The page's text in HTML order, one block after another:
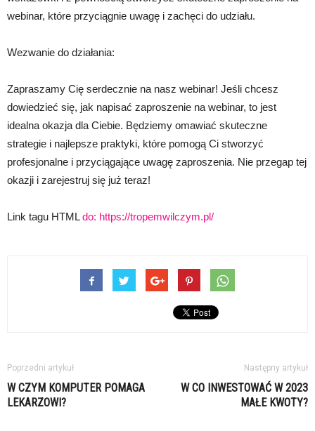
webinar, które przyciągnie uwagę i zachęci do udziału.
Wezwanie do działania:
Zapraszamy Cię serdecznie na nasz webinar! Jeśli chcesz
dowiedzieć się, jak napisać zaproszenie na webinar, to jest
idealna okazja dla Ciebie. Będziemy omawiać skuteczne
strategie i najlepsze praktyki, które pomogą Ci stworzyć
profesjonalne i przyciągające uwagę zaproszenia. Nie przegap tej
okazji i zarejestruj się już teraz!
Link tagu HTMLdo: https://tropemwilczym.pl/
Poprzedni artykuł
W CZYM KOMPUTER POMAGA
LEKARZOWI?
Następny artykuł
W CO INWESTOWAĆ W 2023
MAŁE KWOTY?